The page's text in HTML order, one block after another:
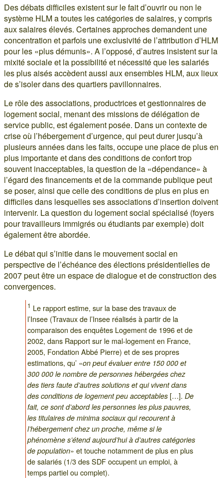
Des débats difficiles existent sur le fait d’ouvrir ou non le
système HLM a toutes les catégories de salaires, y compris
aux salaires élevés. Certaines approches demandent une
concentration et parfois une exclusivité de l’attribution d’HLM
pour les «plus démunis». A l’opposé, d’autres insistent sur la
mixité sociale et la possibilité et nécessité que les salariés
les plus aisés accèdent aussi aux ensembles HLM, aux lieux
de s’isoler dans des quartiers pavillonnaires.
Le rôle des associations, productrices et gestionnaires de
logement social, menant des missions de délégation de
service public, est également posée. Dans un contexte de
crise où l’hébergement d’urgence, qui peut durer jusqu’à
plusieurs années dans les faits, occupe une place de plus en
plus importante et dans des conditions de confort trop
souvent inacceptables, la question de la «dépendance» à
l’égard des financements et de la commande publique peut
se poser, ainsi que celle des conditions de plus en plus en
difficiles dans lesquelles ses associations d’insertion doivent
intervenir. La question du logement social spécialisé (foyers
pour travailleurs immigrés ou étudiants par exemple) doit
également être abordée.
Le débat qui s’initie dans le mouvement social en
perspective de l’échéance des élections présidentielles de
2007 peut être un espace de dialogue et de construction des
convergences.
1 Le rapport estime, sur la base des travaux de
l’Insee (Travaux de l’Insee réalisés à partir de la
comparaison des enquêtes Logement de 1996 et de
2002, dans Rapport sur le mal-logement en France,
2005, Fondation Abbé Pierre) et de ses propres
estimations, qu’ «on peut évaluer entre 150 000 et
300 000 le nombre de personnes hébergées chez
des tiers faute d’autres solutions et qui vivent dans
des conditions de logement peu acceptables […].De
fait, ce sont d’abord les personnes les plus pauvres,
les titulaires de minima sociaux qui recourent à
l’hébergement chez un proche, même si le
phénomène s’étend aujourd’hui à d’autres catégories
de population» et touche notamment de plus en plus
de salariés (1/3 des SDF occupent un emploi, à
temps partiel ou complet).